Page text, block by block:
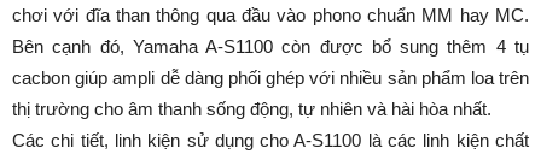
chơi với đĩa than thông qua đầu vào phono chuẩn MM hay MC.
Bên cạnh đó, Yamaha A-S1100 còn được bổ sung thêm 4 tụ
cacbon giúp ampli dễ dàng phối ghép với nhiều sản phẩm loa trên
thị trường cho âm thanh sống động, tự nhiên và hài hòa nhất.
Các chi tiết, linh kiện sử dụng cho A-S1100 là các linh kiện chất